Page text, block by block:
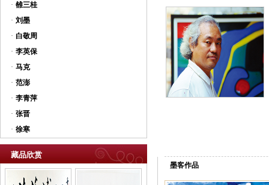
· 雒三桂
· 刘墨
· 白敬周
· 李英保
· 马克
· 范澎
· 李青萍
· 张晋
· 徐寒
藏品欣赏
墨客作品